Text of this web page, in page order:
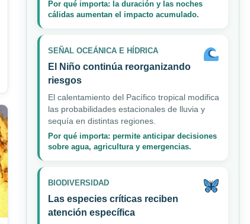
Por qué importa: la duración y las noches
cálidas aumentan el impacto acumulado.
SEÑAL OCEÁNICA E HÍDRICA
El Niño continúa reorganizando
riesgos
El calentamiento del Pacífico tropical modifica
las probabilidades estacionales de lluvia y
sequía en distintas regiones.
Por qué importa: permite anticipar decisiones
sobre agua, agricultura y emergencias.
BIODIVERSIDAD
Las especies críticas reciben
atención específica